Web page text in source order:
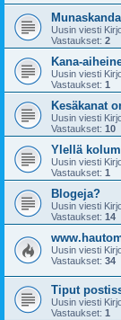
Uusin viesti
Vastaukset: 2
Kana-
Uusin viesti
Vastaukset: 1
Kesäkanat
Uusin viesti
Vastaukset: 10
Ylellä
Uusin viesti
Vastaukset: 1
Blogeja?
Uusin viesti
Vastaukset: 14
Uusin viesti
Vastaukset: 34
Tiput
Uusin viesti
Vastaukset: 1